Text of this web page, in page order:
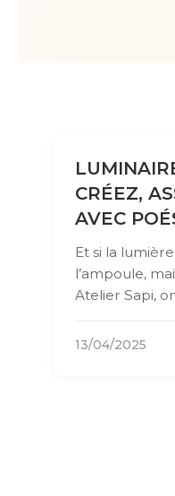
CRÉEZ,
AVEC
Et si la
l’ampoule,
Atelier Sapi,
13/04/2025